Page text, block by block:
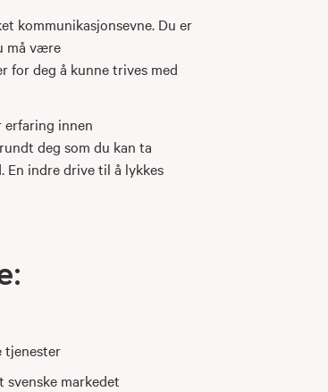
kommunikasjonsevne. Du er
må være
for deg å kunne trives med
innen
deg som du kan ta
En indre drive til å lykkes
tjenester
markedet